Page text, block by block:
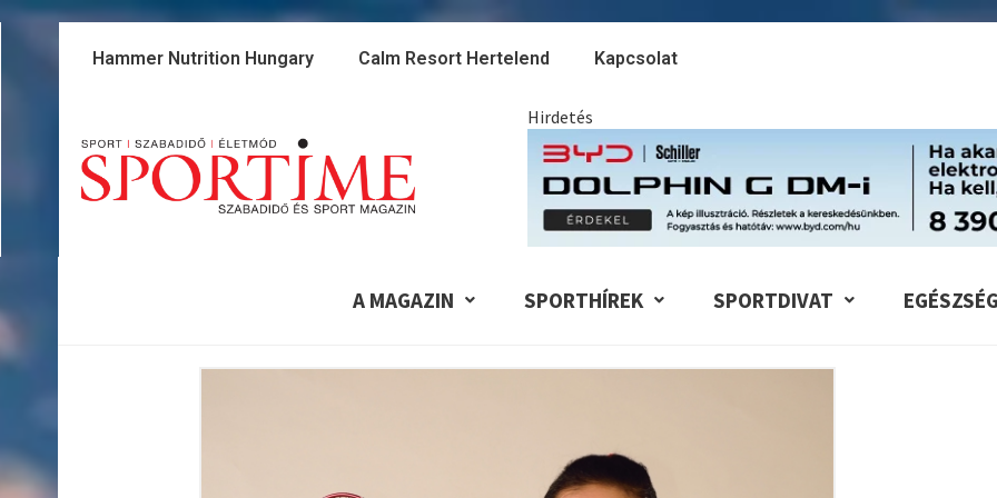
Skip
Hammer Nutrition Hungary Calm Resort Hertelend Kapcsolat
Hirdetés
A MAGAZIN SPORTHÍREK SPORTDIVAT EGÉSZSÉG